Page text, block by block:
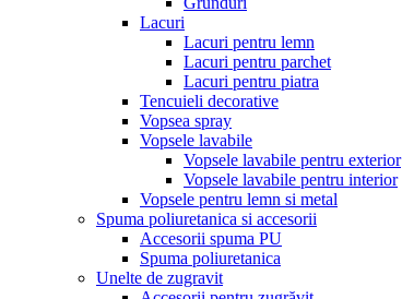
Lacuri
Lacuri pentru lemn
Lacuri pentru parchet
Lacuri pentru piatra
Tencuieli decorative
Vopsea spray
Vopsele lavabile
Vopsele lavabile pentru exterior
Vopsele lavabile pentru interior
Vopsele pentru lemn si metal
Spuma poliuretanica si accesorii
Accesorii spuma PU
Spuma poliuretanica
Unelte de zugravit